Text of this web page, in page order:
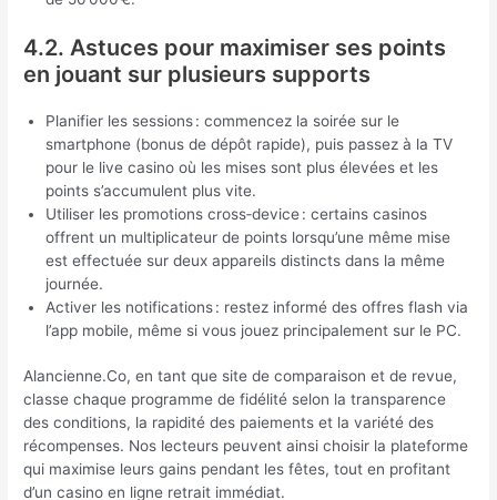
4.2. Astuces pour maximiser ses points
en jouant sur plusieurs supports
Planifier les sessions : commencez la soirée sur le
smartphone (bonus de dépôt rapide), puis passez à la TV
pour le live casino où les mises sont plus élevées et les
points s’accumulent plus vite.
Utiliser les promotions cross‑device : certains casinos
offrent un multiplicateur de points lorsqu’une même mise
est effectuée sur deux appareils distincts dans la même
journée.
Activer les notifications : restez informé des offres flash via
l’app mobile, même si vous jouez principalement sur le PC.
Alancienne.Co, en tant que site de comparaison et de revue,
classe chaque programme de fidélité selon la transparence
des conditions, la rapidité des paiements et la variété des
récompenses. Nos lecteurs peuvent ainsi choisir la plateforme
qui maximise leurs gains pendant les fêtes, tout en profitant
d’un casino en ligne retrait immédiat.